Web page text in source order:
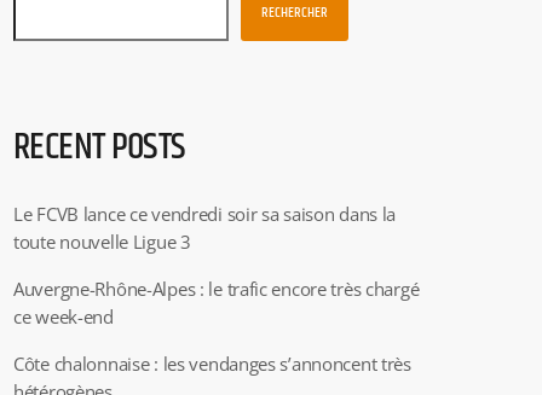
RECHERCHER
RECENT POSTS
Le FCVB lance ce vendredi soir sa saison dans la
toute nouvelle Ligue 3
Auvergne-Rhône-Alpes : le trafic encore très chargé
ce week-end
Côte chalonnaise : les vendanges s’annoncent très